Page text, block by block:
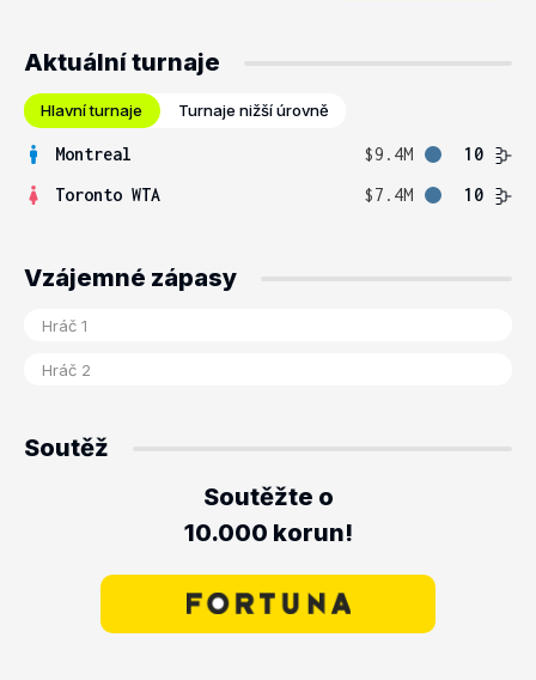
Aktuální turnaje
Hlavní turnaje Turnaje nižší úrovně
Montreal $9.4M
10
Toronto WTA
$7.4M 10
Vzájemné zápasy
Soutěž
Soutěžte o
10.000 korun!